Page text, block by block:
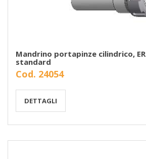
Mandrino portapinze cilindrico,
standard
Cod. 24054
DETTAGLI